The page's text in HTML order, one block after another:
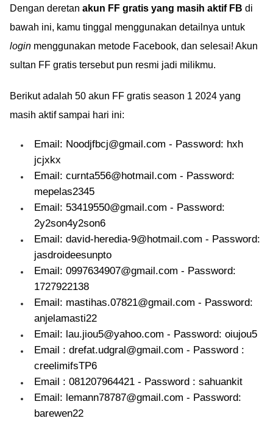
Dengan deretan akun FF gratis yang masih aktif FB di
bawah ini, kamu tinggal menggunakan detailnya untuk
login menggunakan metode Facebook, dan selesai! Akun
sultan FF gratis tersebut pun resmi jadi milikmu.
Berikut adalah 50 akun FF gratis season 1 2024 yang
masih aktif sampai hari ini:
Email: Noodjfbcj@gmail.com - Password: hxh
jcjxkx
Email: curnta556@hotmail.com - Password:
mepelas2345
Email: 53419550@gmail.com - Password:
2y2son4y2son6
Email: david-heredia-9@hotmail.com - Password:
jasdroideesunpto
Email: 0997634907@gmail.com - Password:
1727922138
Email: mastihas.07821@gmail.com - Password:
anjelamasti22
Email: lau.jiou5@yahoo.com - Password: oiujou5
Email : drefat.udgral@gmail.com - Password :
creelimifsTP6
Email : 081207964421 - Password : sahuankit
Email: lemann78787@gmail.com - Password:
barewen22